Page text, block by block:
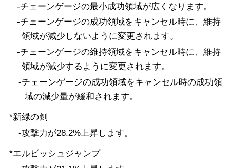
-チェーンゲージの最小成功領域が広くなります。
-チェーンゲージの成功領域をキャンセル時に、維持
領域が減少しないように変更されます。
-チェーンゲージの維持領域をキャンセル時に、維持
領域が減少するように変更されます。
-チェーンゲージの成功領域をキャンセル時の成功領
域の減少量が緩和されます。
*新緑の剣
-攻撃力が28.2%上昇します。
*エルビッシュジャンプ